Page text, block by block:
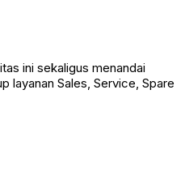
ini sekaligus menandai
layanan Sales, Service, Spare